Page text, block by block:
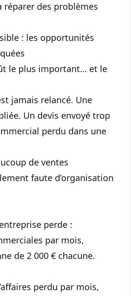
réparer des problèmes
: les opportunités
le plus important… et le
jamais relancé. Une
Un devis envoyé trop
perdu dans une
de ventes
faute d’organisation
perde :
par mois,
de 2 000 € chacune.
perdu par mois,